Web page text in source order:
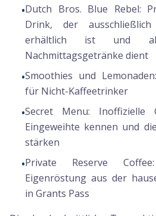
•Dutch Bros. Blue Rebel:
Drink, der
erhältlich ist und
Nachmittagsgetränke dient
•Smoothies und Lemonaden:
für Nicht-Kaffeetrinker
•Secret Menu: Inoffizielle
Eingeweihte kennen und
stärken
•Private Reserve Coffee:
Eigenröstung aus der
in Grants Pass